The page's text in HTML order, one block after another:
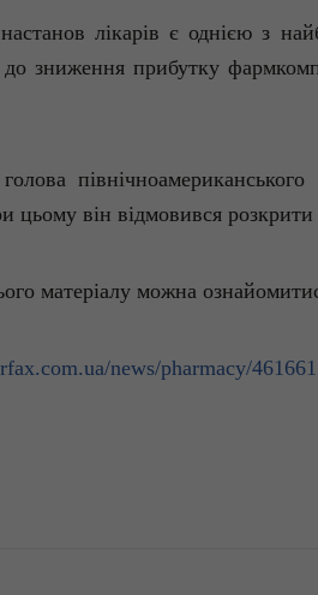
настанов лікарів є однією з
дозниження прибутку
головапівнічноамериканського
цьому він відмовився розкрити
матеріалу можна
news/pharmacy/